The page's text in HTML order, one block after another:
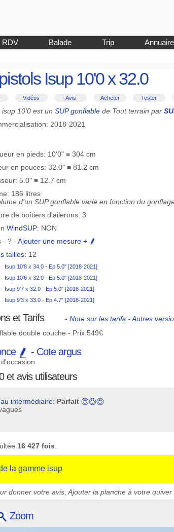
RDV Balade Trip Annuaire
Isup 10'0 x 32.0
Vidéos Avis Acheter Tester
10'0 est un SUP gonflablede Tout terrain par
2018-2021
en pieds: 10'0" ≡ 304 cm
en pouces: 32.0" ≡ 81.2 cm
5.0" ≡ 12.7 cm
186 litres
d'un SUP gonflable varie en fonction du
de boîtiers d'ailerons: 3
WindSUP: NON
- ? -Ajouter une mesure +
tailles: 12
Isup 10'8 x 34.0 - Ep 5.0" [2018-2021]
Isup 10'6 x 32.0 - Ep 5.0" [2018-2021]
Isup 9'7 x 32.0 - Ep 5.0" [2018-2021]
Isup 9'3 x 33.0 - Ep 4.7" [2018-2021]
et Tarifs - Note sur les tarifs-Autres
double couche - Prix 549€
- Cote argus
et avis utilisateurs
intermédiaire: Parfait
16 427 fois.
la gamme isup
donner votre avis, Ajouter la planche à votre
Zoom